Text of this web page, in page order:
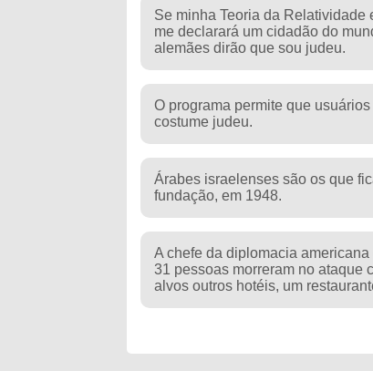
Se minha Teoria da Relatividade
me declarará um cidadão do
alemães dirão que sou judeu.
O programa permite que
costume judeu.
Árabes israelenses são os que
fundação, em 1948.
A chefe da diplomacia
31 pessoas morreram no ataque
alvos outros hotéis, um